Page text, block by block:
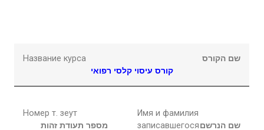
Название курса
שם הקורס
קורס עיסוי קלסי רפואי
Номер т. зеут
מספר תעודת זהות
Имя и фамилия
записавшегосяשם הנרשם